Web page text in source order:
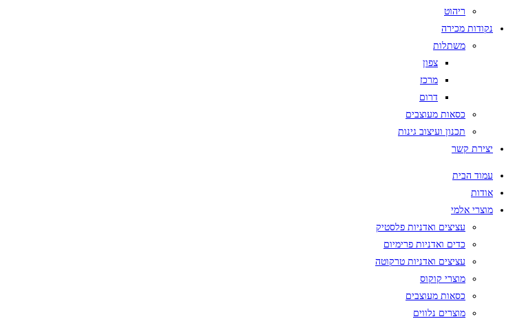
ריהוט
נקודות מכירה
משתלות
צפון
מרכז
דרום
כסאות מעוצבים
תכנון ועיצוב גינות
יצירת קשר
עמוד הבית
אודות
מוצרי אלמי
עציצים ואדניות פלסטיק
כדים ואדניות פרימיום
עציצים ואדניות טרקוטה
מוצרי קוקוס
כסאות מעוצבים
מוצרים נלווים